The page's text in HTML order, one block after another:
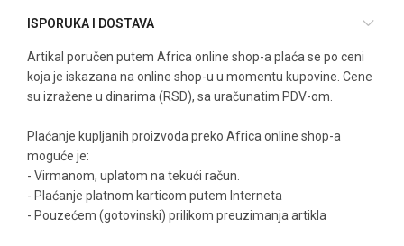
ISPORUKA I DOSTAVA
Artikal poručen putem Africa online shop-a plaća se po ceni
koja je iskazana na online shop-u u momentu kupovine. Cene
su izražene u dinarima (RSD), sa uračunatim PDV-om.
Plaćanje kupljanih proizvoda preko Africa online shop-a
moguće je:
- Virmanom, uplatom na tekući račun.
- Plaćanje platnom karticom putem Interneta
- Pouzećem (gotovinski) prilikom preuzimanja artikla